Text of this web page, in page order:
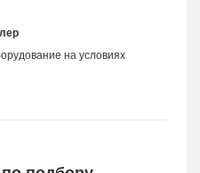
на условиях